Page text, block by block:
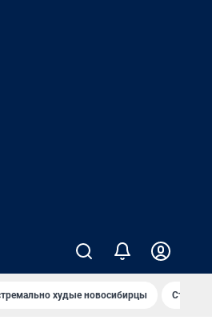
худые новосибирцы Старт